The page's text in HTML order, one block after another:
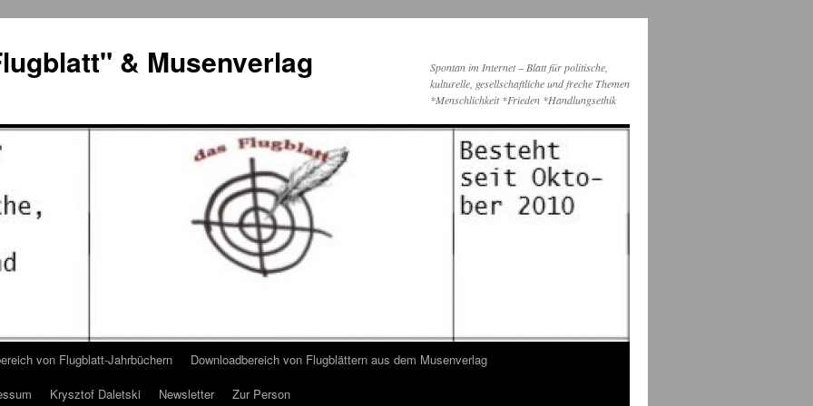
& Musenverlag
Spontan im Internet – Blatt für politische,
kulturelle, gesellschaftliche und freche Themen
*Menschlichkeit *Frieden *Handlungsethik
von Flugblatt-Jahrbüchern
Downloadbereich von Flugblättern aus dem Musenverlag
Krysztof Daletski Newsletter Zur Person